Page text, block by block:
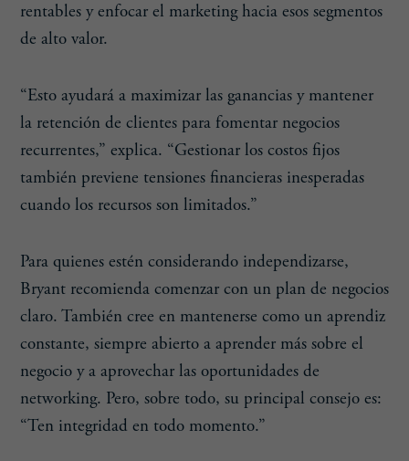
rentables y enfocar el marketing hacia esos segmentos
de alto valor.
“Esto ayudará a maximizar las ganancias y mantener
la retención de clientes para fomentar negocios
recurrentes,” explica. “Gestionar los costos fijos
también previene tensiones financieras inesperadas
cuando los recursos son limitados.”
Para quienes estén considerando independizarse,
Bryant recomienda comenzar con un plan de negocios
claro. También cree en mantenerse como un aprendiz
constante, siempre abierto a aprender más sobre el
negocio y a aprovechar las oportunidades de
networking. Pero, sobre todo, su principal consejo es:
“Ten integridad en todo momento.”